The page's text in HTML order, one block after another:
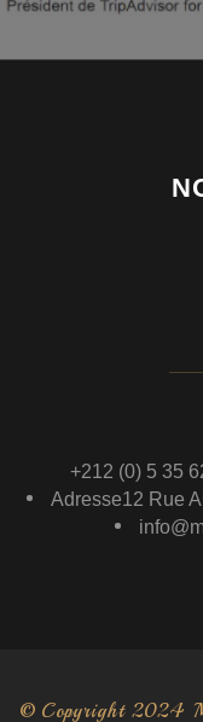
+212 (0) 5 35
Adresse12 Rue
© Copyright 2024